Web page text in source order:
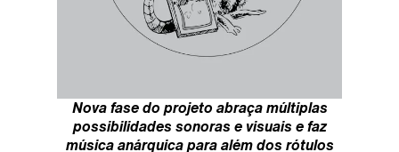
Nova fase do projeto abraça múltiplas
possibilidades sonoras e visuais e faz
música anárquica para além dos rótulos